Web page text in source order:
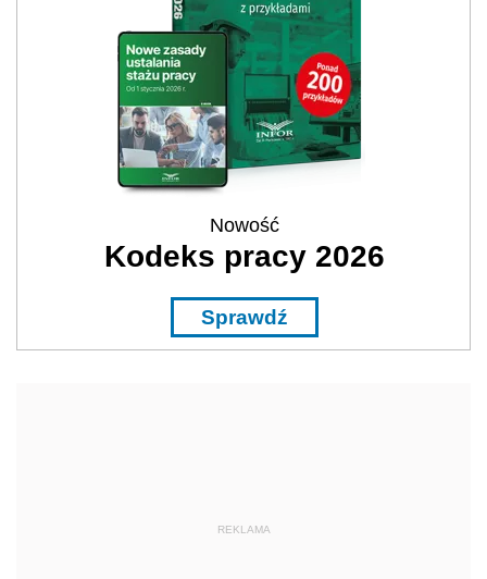
Nowość
Kodeks pracy 2026
Sprawdź
REKLAMA